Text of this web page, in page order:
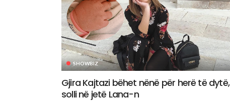
SHOWBIZ
Gjira Kajtazi bëhet nënë për herë të dytë,
solli në jetë Lana-n